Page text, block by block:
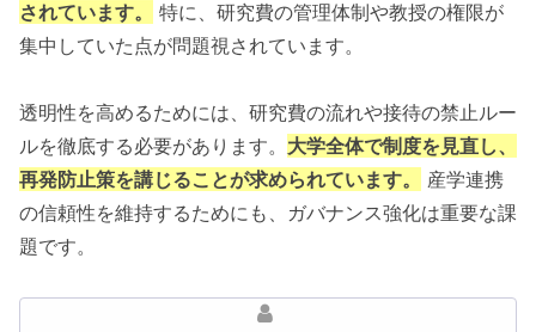
されています。
特に、研究費の管理体制や教授の権限が
集中していた点が問題視されています。
透明性を高めるためには、研究費の流れや接待の禁止ルー
ルを徹底する必要があります。 大学全体で制度を見直し、
再発防止策を講じることが求められています。
産学連携
の信頼性を維持するためにも、ガバナンス強化は重要な課
題です。